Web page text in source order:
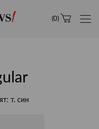
Andrews (0)
т. син